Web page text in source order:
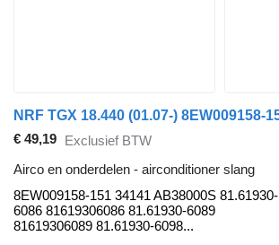
€ 49,19 Exclusief BTW
Airco en onderdelen - airconditioner slang
8EW009158-151 34141 AB38000S 81.61930-
6086 81619306086 81.61930-6089
81619306089 81.61930-6098...